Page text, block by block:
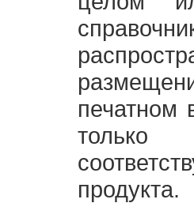
печатном
продукта.